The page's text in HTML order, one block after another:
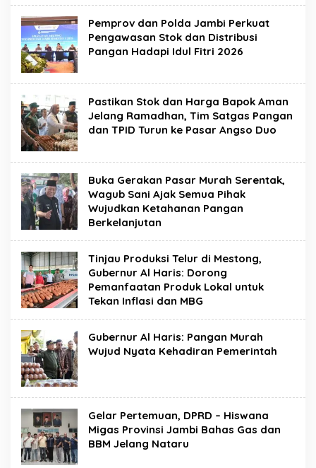
Pemprov dan Polda Jambi Perkuat
Pengawasan Stok dan Distribusi
Pangan Hadapi Idul Fitri 2026
Pastikan Stok dan Harga Bapok Aman
Jelang Ramadhan, Tim Satgas Pangan
dan TPID Turun ke Pasar Angso Duo
Buka Gerakan Pasar Murah Serentak,
Wagub Sani Ajak Semua Pihak
Wujudkan Ketahanan Pangan
Berkelanjutan
Tinjau Produksi Telur di Mestong,
Gubernur Al Haris: Dorong
Pemanfaatan Produk Lokal untuk
Tekan Inflasi dan MBG
Gubernur Al Haris: Pangan Murah
Wujud Nyata Kehadiran Pemerintah
Gelar Pertemuan, DPRD – Hiswana
Migas Provinsi Jambi Bahas Gas dan
BBM Jelang Nataru